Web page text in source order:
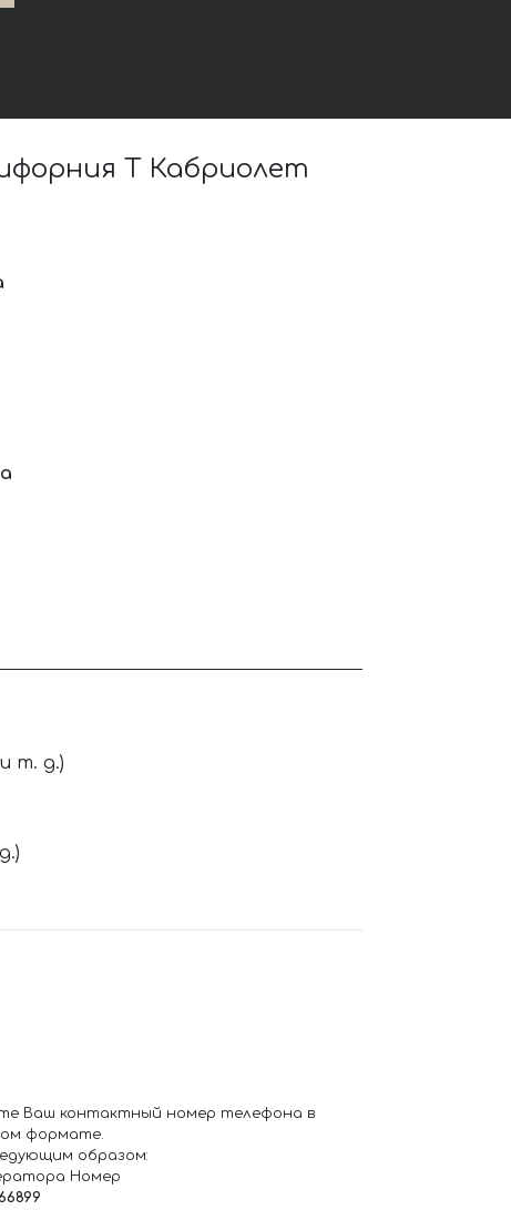
Т Кабриолет
т. д.)
Ваш контактный номер телефона в
формате.
образом:
Номер